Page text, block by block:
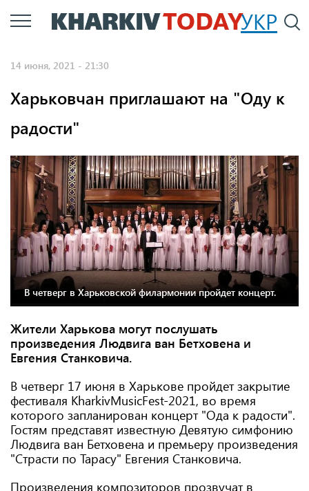
Перейти
к
УКР
14 июня, 2021 - 21:30
Харьковчан приглашают на "Оду к
радости"
В четверг в Харьковской филармонии пройдет концерт.
Жители Харькова могут послушать
произведения Людвига ван Бетховена и
Евгения Станковича.
В четверг 17 июня в Харькове пройдет закрытие
фестиваля KharkivMusicFest-2021, во время
которого запланирован концерт "Ода к радости".
Гостям представят известную Девятую симфонию
Людвига ван Бетховена и премьеру произведения
"Страсти по Тарасу" Евгения Станковича.
Произведения композиторов прозвучат в